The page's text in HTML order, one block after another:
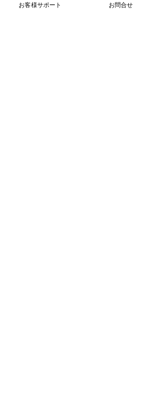
お客様サポート お問合せ